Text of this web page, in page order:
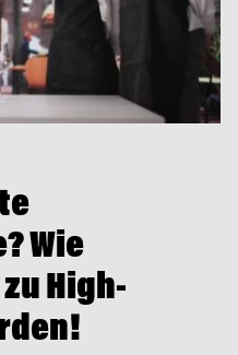
Wie
High-